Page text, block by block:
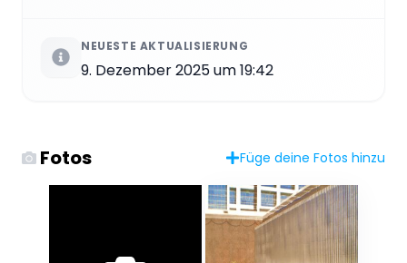
NEUESTE AKTUALISIERUNG
9. Dezember 2025 um 19:42
Fotos Füge deine Fotos hinzu